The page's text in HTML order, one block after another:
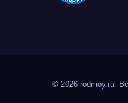
© 2026 rodmoy.ru.